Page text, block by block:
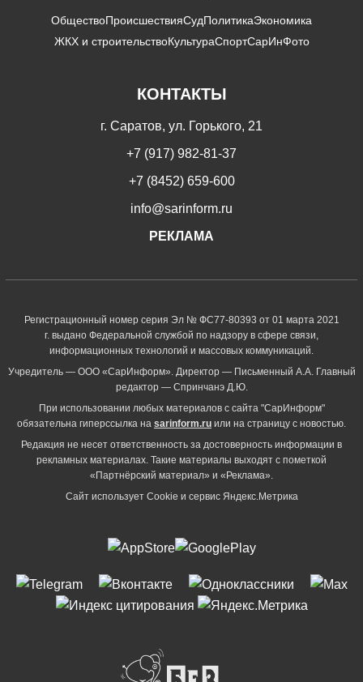
ОбществоПроисшествияСудПолитикаЭкономика
ЖКХ и строительствоКультураСпортСарИнФото
КОНТАКТЫ
г. Саратов, ул. Горького, 21
+7 (917) 982-81-37
+7 (8452) 659-600
info@sarinform.ru
РЕКЛАМА
Регистрационный номер серия Эл № ФС77-80393 от 01 марта 2021
г. выдано Федеральной службой по надзору в сфере связи,
информационных технологий и массовых коммуникаций.
Учредитель — ООО «СарИнформ». Директор — Письменный А.А. Главный
редактор — Спринчанэ Д.Ю.
При использовании любых материалов с сайта "СарИнформ"
обязательна гиперссылка на sarinform.ru или на страницу с новостью.
Редакция не несет ответственность за достоверность информации в
рекламных материалах. Такие материалы выходят с пометкой
«Партнёрский материал» и «Реклама».
Сайт использует Cookie и сервиc Яндекс.Метрика